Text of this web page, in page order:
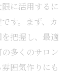
に活用するに
す。まず、カ
把握し、最適
多くのサロン
囲気作りにも